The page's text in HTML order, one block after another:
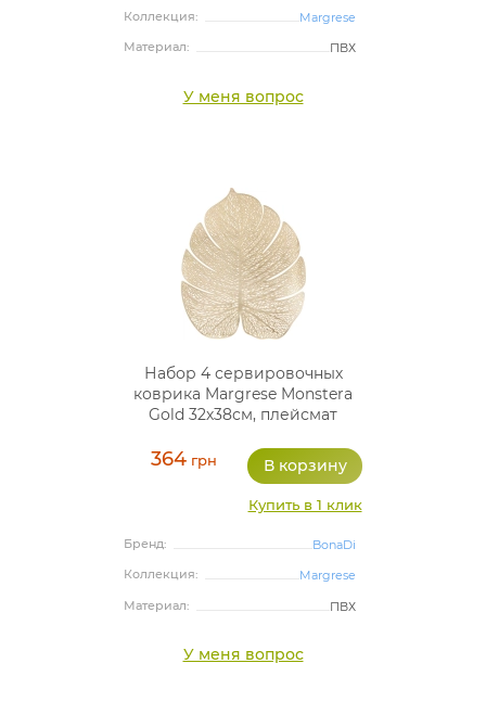
Коллекция:
Margrese
Материал:
ПВХ
У меня вопрос
Набор 4 сервировочных
коврика Margrese Monstera
Gold 32х38см, плейсмат
364грн
Купить в 1 клик
Бренд:
BonaDi
Коллекция:
Margrese
Материал:
ПВХ
У меня вопрос